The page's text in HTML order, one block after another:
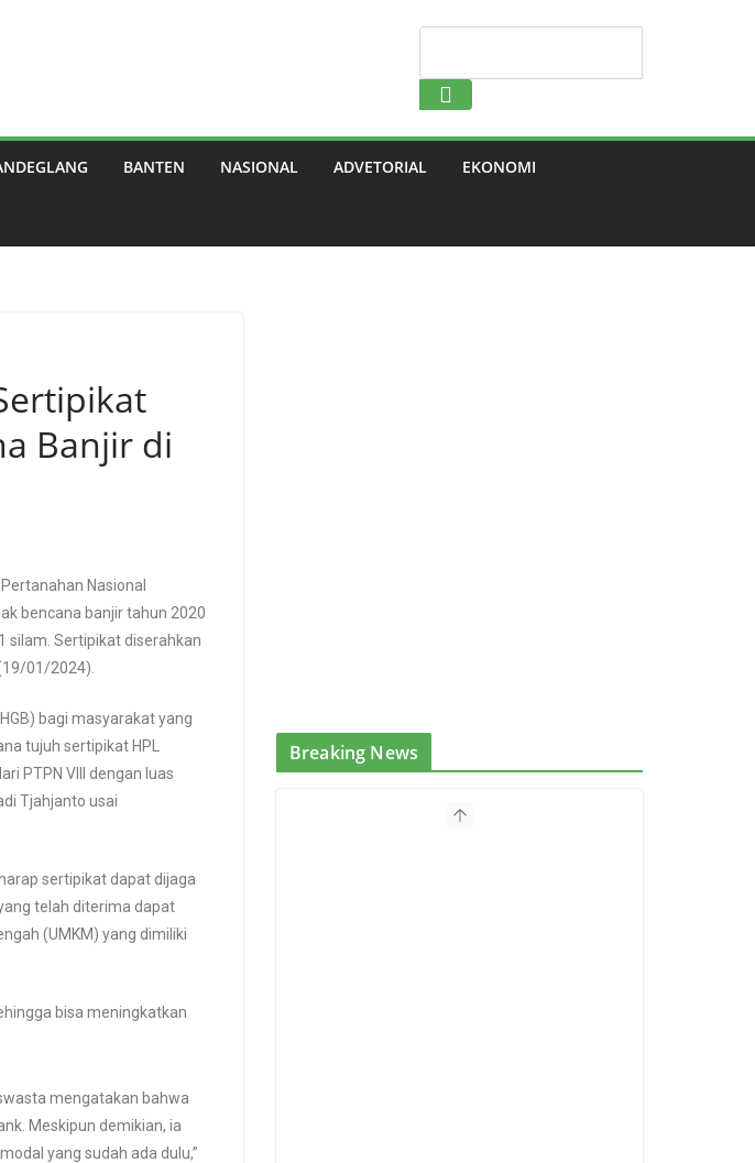
Search
BANTEN NASIONAL ADVETORIAL EKONOMI
Banjir di
Nasional
bencana banjir tahun 2020
silam. Sertipikat diserahkan
01/2024).
bagi masyarakat yang
tujuh sertipikat HPL
PTPN VIII dengan luas
Tjahjanto usai
sertipikat dapat dijaga
telah diterima dapat
(UMKM) yang dimiliki
bisa meningkatkan
mengatakan bahwa
Meskipun demikian, ia
yang sudah ada dulu,”
Breaking News